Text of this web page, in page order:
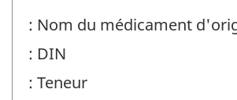
: Nom du médicament
: DIN
: Teneur